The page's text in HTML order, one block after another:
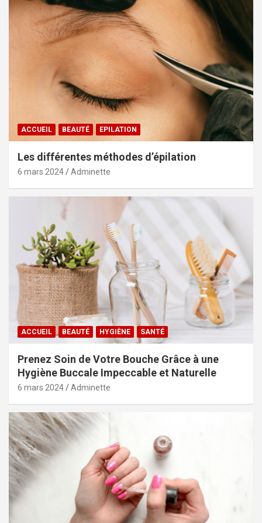
ACCUEIL BEAUTÉ EPILATION
Les différentes méthodes d’épilation
6 mars 2024 Adminette
ACCUEIL BEAUTÉ HYGIÈNE SANTÉ
Prenez Soin de Votre Bouche Grâce à une
Hygiène Buccale Impeccable et Naturelle
6 mars 2024 Adminette